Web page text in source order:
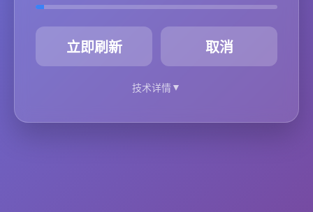
立即刷新 取消
技术详情▼